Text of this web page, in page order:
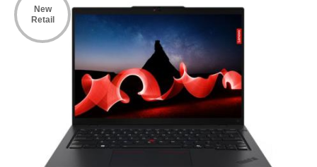
New
Retail